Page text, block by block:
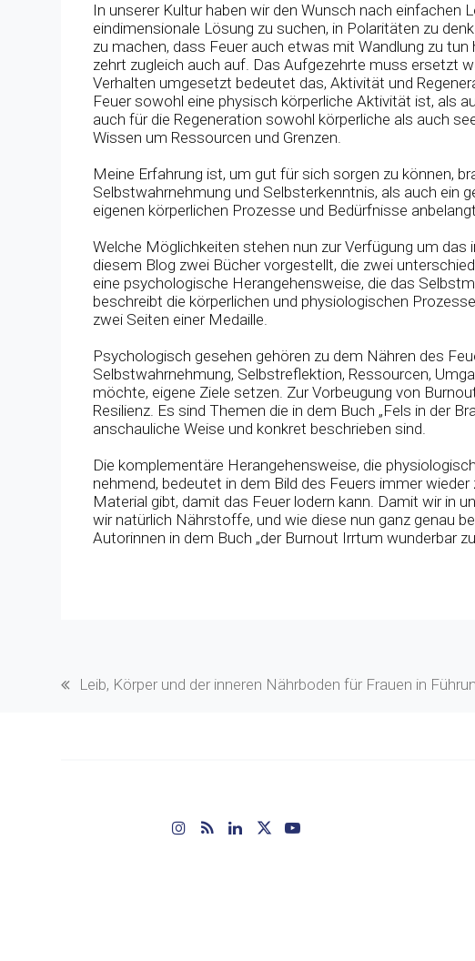
In unserer Kultur haben wir den Wunsch nach einfachen
eindimensionale Lösung zu suchen, in Polaritäten zu
zu machen, dass Feuer auch etwas mit Wandlung zu
zehrt zugleich auch auf. Das Aufgezehrte muss ersetzt
Verhalten umgesetzt bedeutet das, Aktivität und
Feuer sowohl eine physisch körperliche Aktivität ist, als
auch für die Regeneration sowohl körperliche als auch
Wissen um Ressourcen und Grenzen.
Meine Erfahrung ist, um gut für sich sorgen zu können,
Selbstwahrnehmung und Selbsterkenntnis, als auch ein
eigenen körperlichen Prozesse und Bedürfnisse
Welche Möglichkeiten stehen nun zur Verfügung um das
diesem Blog zwei Bücher vorgestellt, die zwei
eine psychologische Herangehensweise, die das
beschreibt die körperlichen und physiologischen
zwei Seiten einer Medaille.
Psychologisch gesehen gehören zu dem Nähren des
Selbstwahrnehmung, Selbstreflektion, Ressourcen,
möchte, eigene Ziele setzen. Zur Vorbeugung von
Resilienz. Es sind Themen die in dem Buch „Fels in der
anschauliche Weise und konkret beschrieben sind.
Die komplementäre Herangehensweise, die
nehmend, bedeutet in dem Bild des Feuers immer
Material gibt, damit das Feuer lodern kann. Damit wir in
wir natürlich Nährstoffe, und wie diese nun ganz genau
Autorinnen in dem Buch „der Burnout Irrtum wunderbar
vorheriger
Leib, Körper und der inneren Nährboden für Frauen in
Instagram
RSSLinkedIn
TwitterYouTube